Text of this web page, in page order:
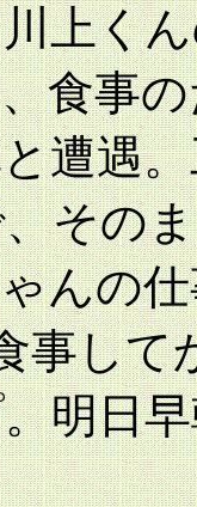
上く
食事
遭遇
その
んの
事し
明日